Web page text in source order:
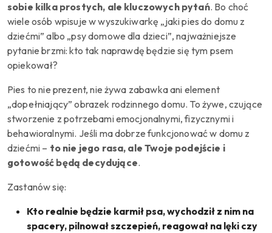
sobie kilka prostych, ale kluczowych pytań. Bo choć
wiele osób wpisuje w wyszukiwarkę „jaki pies do domu z
dziećmi” albo „psy domowe dla dzieci”, najważniejsze
pytanie brzmi: kto tak naprawdę będzie się tym psem
opiekował?
Pies to nie prezent, nie żywa zabawka ani element
„dopełniający” obrazek rodzinnego domu. To żywe, czujące
stworzenie z potrzebami emocjonalnymi, fizycznymi i
behawioralnymi. Jeśli ma dobrze funkcjonować w domu z
dziećmi – to nie jego rasa, ale Twoje podejście i
gotowość będą decydujące.
Zastanów się:
Kto realnie będzie karmił psa, wychodził z nim na
spacery, pilnował szczepień, reagował na lęki czy